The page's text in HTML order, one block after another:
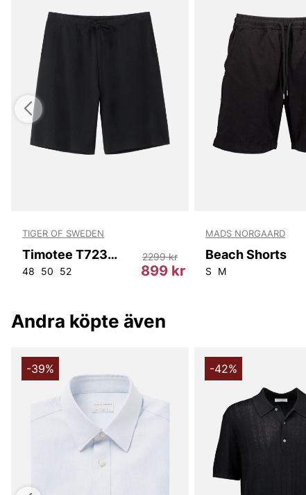
TIGER OF SWEDEN
Timotee T72388 050
48 50 52 899 kr
2299 kr
MADS NORGAARD
Beach Shorts
S M
Andra köpte även
-39% -42%